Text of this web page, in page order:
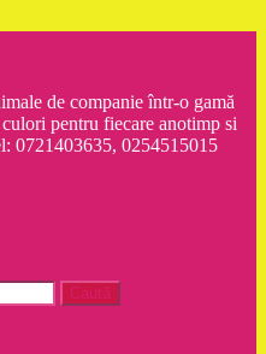
de companie într-o gamă
pentru fiecare anotimp si
0721403635, 0254515015